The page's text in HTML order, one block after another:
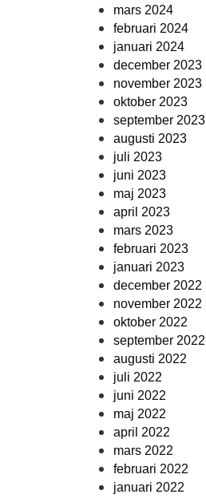
mars 2024
februari 2024
januari 2024
december 2023
november 2023
oktober 2023
september 2023
augusti 2023
juli 2023
juni 2023
maj 2023
april 2023
mars 2023
februari 2023
januari 2023
december 2022
november 2022
oktober 2022
september 2022
augusti 2022
juli 2022
juni 2022
maj 2022
april 2022
mars 2022
februari 2022
januari 2022